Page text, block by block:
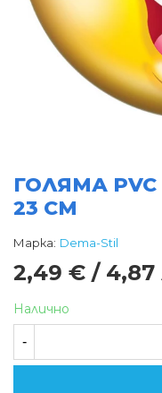
ГОЛЯМА PVC
23 СМ
Марка: Dema-Stil
2,49 € / 4,87
Налично
-